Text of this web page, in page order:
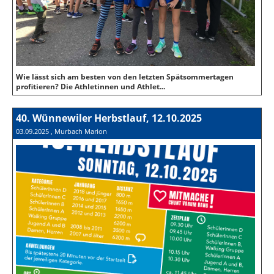
Wie lässt sich am besten von den letzten Spätsommertagen
profitieren? Die Athletinnen und Athlet...
40. Wünnewiler Herbstlauf, 12.10.2025
03.09.2025 , Murbach Marion